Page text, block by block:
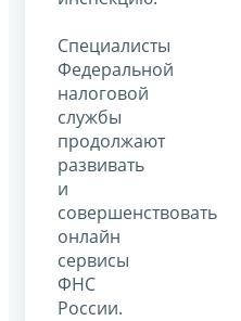
Специалисты
Федеральной
налоговой
службы
продолжают
развивать
и
совершенствовать
онлайн
сервисы
ФНС
России.